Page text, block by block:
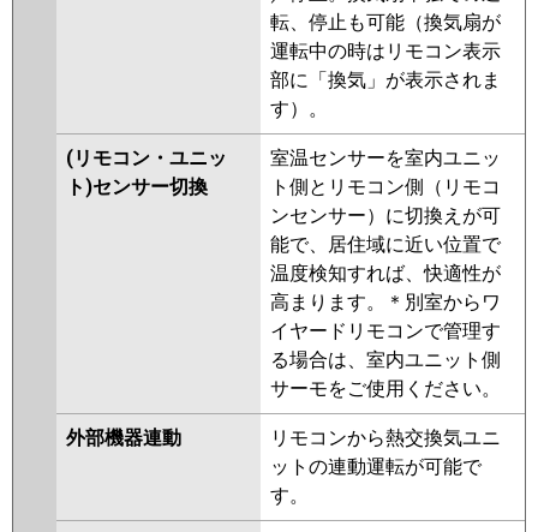
転、停止も可能（換気扇が
運転中の時はリモコン表示
部に「換気」が表示されま
す）。
(リモコン・ユニッ
ト)センサー切換
室温センサーを室内ユニッ
ト側とリモコン側（リモコ
ンセンサー）に切換えが可
能で、居住域に近い位置で
温度検知すれば、快適性が
高まります。＊別室からワ
イヤードリモコンで管理す
る場合は、室内ユニット側
サーモをご使用ください。
外部機器連動
リモコンから熱交換気ユニ
ットの連動運転が可能で
す。